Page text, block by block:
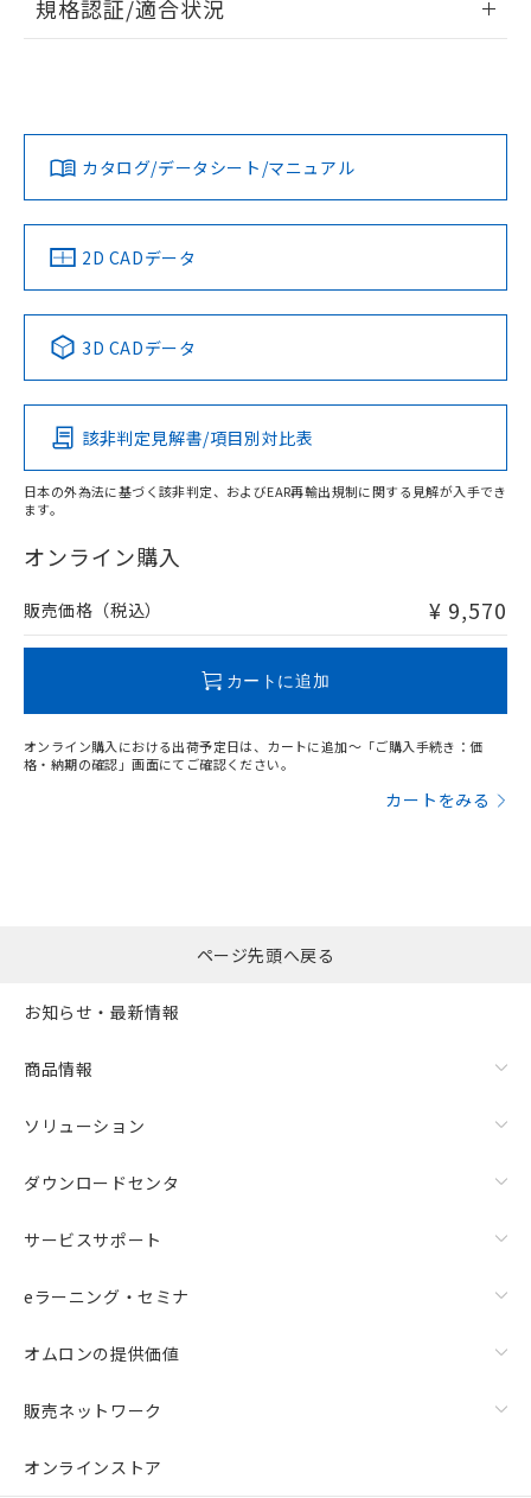
ログイン/会員登録
ダウンロードデータをご利用いただく前に、以下を必ずお読
みください。
ソフトウェアの使用条件
EU RoHS 注意事項・凡例
対応済み
中国 RoHS 注意事項・凡例
Pb Hg Cd Cr(VI)
O
在庫等で未対応品が混在する可能性があります。
問い合わせください。
規格認証/適合状況
LR型式承認
（イギリス
船舶規格）
DNV型式承認
（ノルウェー
BV型式承認
（フランス
KR型式
（韓国
No No No No
この製品の規格認証/適合状況ページへ
その他の認証はこちらのページからご検索ください
カタログ/データシート/マニュアル
2D CADデータ
3D CADデータ
該非判定見解書/項目別対比表
日本の外為法に基づく該非判定、およびEAR再輸出規制に関する見解が入手でき
ます。
オンライン購入
販売価格（税込） ¥ 9,570
カートに追加
オンライン購入における出荷予定日は、カートに追加～「ご購入手続き：価
格・納期の確認」画面にてご確認ください。
カートをみる
ページ先頭へ戻る
お知らせ・最新情報
商品情報
ソリューション
ダウンロードセンタ
サービスサポート
eラーニング・セミナ
オムロンの提供価値
販売ネットワーク
オンラインストア